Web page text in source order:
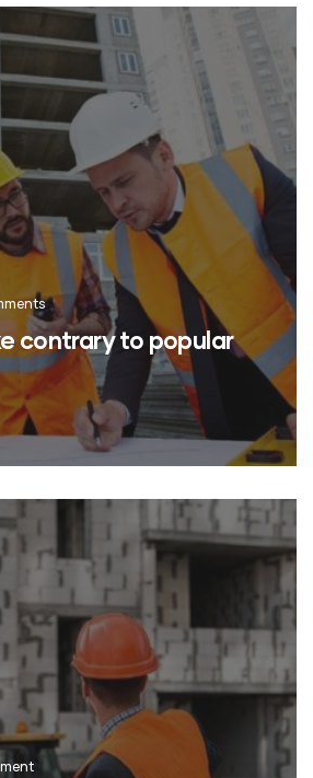
contrary to popular